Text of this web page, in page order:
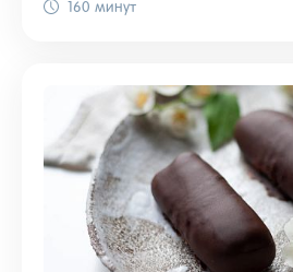
160 минут